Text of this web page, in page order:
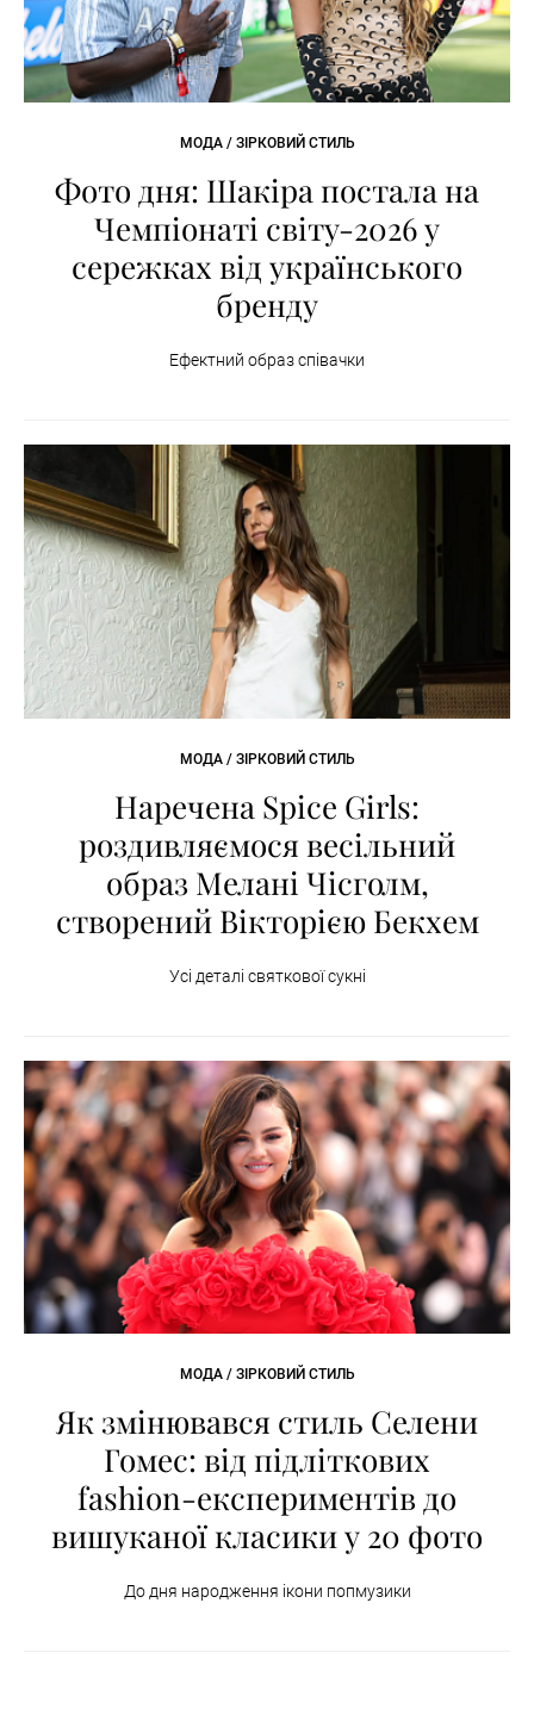
МОДА / ЗІРКОВИЙ СТИЛЬ
Фото дня: Шакіра постала на
Чемпіонаті світу-2026 у
сережках від українського
бренду
Ефектний образ співачки
МОДА / ЗІРКОВИЙ СТИЛЬ
Наречена Spice Girls:
роздивляємося весільний
образ Мелані Чісголм,
створений Вікторією Бекхем
Усі деталі святкової сукні
МОДА / ЗІРКОВИЙ СТИЛЬ
Як змінювався стиль Селени
Гомес: від підліткових
fashion-експериментів до
вишуканої класики у 20 фото
До дня народження ікони попмузики